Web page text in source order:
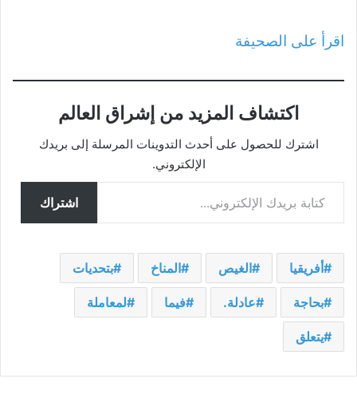
اقرأ على الصحيفة
اكتشاف المزيد من إشراق العالم
اشترك للحصول على أحدث التدوينات المرسلة إلى بريدك
الإلكتروني.
كتابة بريدك الإلكتروني...
اشتراك
أفريقيا الغيص المناخ بتحديات
بحاجة عادلة. فيما لمعاملة
يتعلق